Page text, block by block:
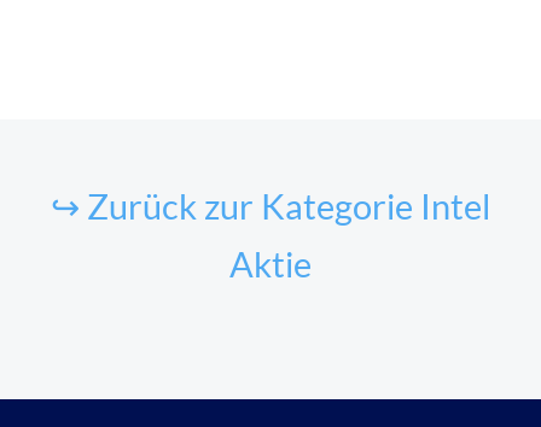
↪ Zurück zur Kategorie Intel
Aktie